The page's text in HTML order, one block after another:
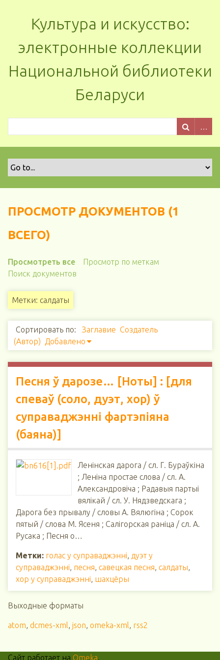
Культура и искусство:
электронные коллекции
Национальной библиотеки
Беларуси
ПРОСМОТР ДОКУМЕНТОВ (1
ВСЕГО)
Просмотреть все
Просмотр по меткам
Поиск документов
Метки: салдаты
Сортировать по: Заглавие Создатель
(Автор)
Добавлено
Песня ў дарозе… [Ноты] : [для
спеваў (соло, дуэт, хор) ў
суправаджэнні фартэпіяна
(баяна)]
Ленінская дарога / сл. Г. Бураўкіна
; Леніна простае слова / сл. А.
Александровіча ; Радавыя партыі
вялікай / сл. У. Нядзведскага ;
Дарога без прывалу / словы А. Вялюгіна ; Сорок
пятый / слова М. Ясеня ; Салігорская раніца / сл. А.
Русака ; Песня о…
Метки: голас у суправаджэнні, дуэт у
суправаджэнні, песня, савецкая песня, салдаты,
хор у суправаджэнні, шахцёры
Выходные форматы
atom, dcmes-xml, json, omeka-xml, rss2
Сайт работает на Omeka.